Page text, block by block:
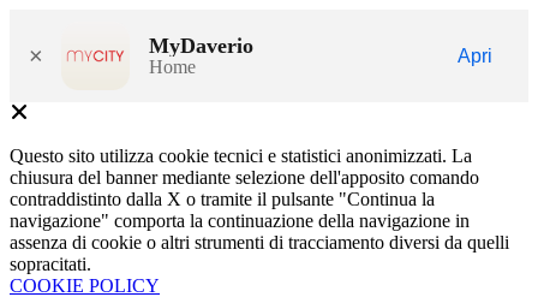
× MyDaverio
Home
Apri
Questo sito utilizza cookie tecnici e statistici anonimizzati. La
chiusura del banner mediante selezione dell'apposito comando
contraddistinto dalla X o tramite il pulsante "Continua la
navigazione" comporta la continuazione della navigazione in
assenza di cookie o altri strumenti di tracciamento diversi da quelli
sopracitati.
COOKIE POLICY